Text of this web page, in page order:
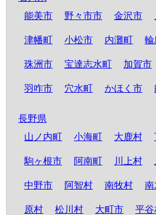
能美市
野々市市 金沢市
津幡町 小松市 内灘町 輪
珠洲市 宝達志水町 加賀市
羽咋市 穴水町 かほく市
長野県
山ノ内町
小海町 大鹿村
駒ヶ根市 阿南町 川上村
中野市 阿智村 南牧村 南
原村 松川村 大町市 平谷